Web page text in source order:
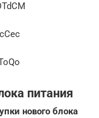
питания
нового блока